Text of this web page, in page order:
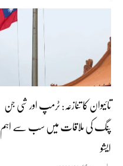
تائیوان کا تنازعہ: ٹرمپ اور شی جن
پنگ کی ملاقات میں سب سے اہم
ایشو